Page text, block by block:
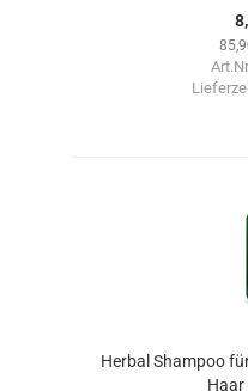
Herbal Shampoo
Haar